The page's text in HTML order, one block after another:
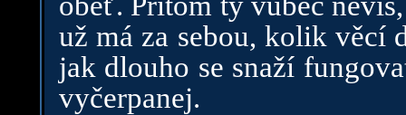
už má za sebou, kolik věcí
jak dlouho se snaží
vyčerpanej.